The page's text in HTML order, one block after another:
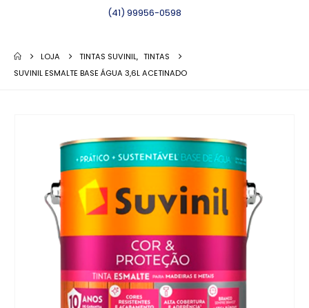
(41) 99956-0598
LOJA TINTAS SUVINIL, TINTAS
SUVINIL ESMALTE BASE ÁGUA 3,6L ACETINADO